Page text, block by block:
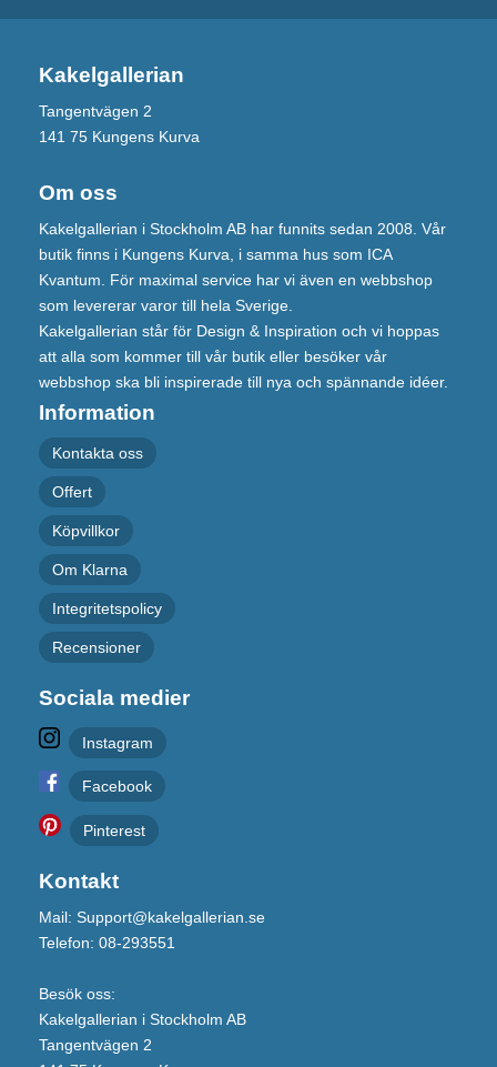
Kakelgallerian
Tangentvägen 2
141 75 Kungens Kurva
Om oss
Kakelgallerian i Stockholm AB har funnits sedan 2008. Vår
butik finns i Kungens Kurva, i samma hus som ICA
Kvantum. För maximal service har vi även en webbshop
som levererar varor till hela Sverige.
Kakelgallerian står för Design & Inspiration och vi hoppas
att alla som kommer till vår butik eller besöker vår
webbshop ska bli inspirerade till nya och spännande idéer.
Information
Kontakta oss
Offert
Köpvillkor
Om Klarna
Integritetspolicy
Recensioner
Sociala medier
Instagram
Facebook
Pinterest
Kontakt
Mail: Support@kakelgallerian.se
Telefon: 08-293551
Besök oss:
Kakelgallerian i Stockholm AB
Tangentvägen 2